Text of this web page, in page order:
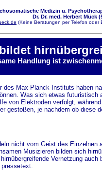
Medizin u.
Dr. Dr. med. Herbert Mück
(Keine Beratungen per Telefon oder
Handlung ist
des Max-Planck-Instituts haben
Was sich etwas
von Elektroden verfolgt,
gestoßen, je nachdem ob diese
nicht vom Geist des
Musizieren bilden sich
Vernetzung
pressetext.